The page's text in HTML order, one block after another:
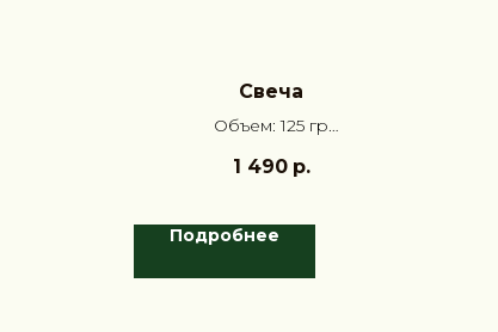
Свеча
Объем: 125 гр
Жасмин, Амбра
1 490 р.
Подробнее